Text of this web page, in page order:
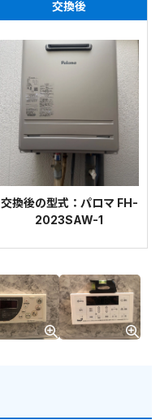
交換後
交換後の型式：パロマ FH-
2023SAW-1